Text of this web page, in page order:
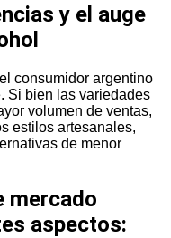
y el auge
consumidor argentino
Si bien las variedades
volumen de ventas,
estilos artesanales,
de menor
mercado
aspectos: